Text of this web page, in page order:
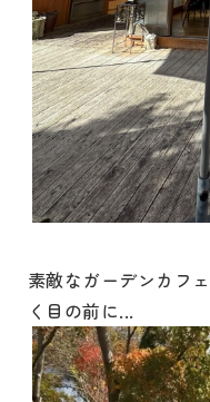
素敵なガーデンカフ
く目の前に...